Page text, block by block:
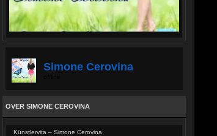
Simone Cerovina
OVER SIMONE CEROVINA
Künstlervita – Simone Cerovina